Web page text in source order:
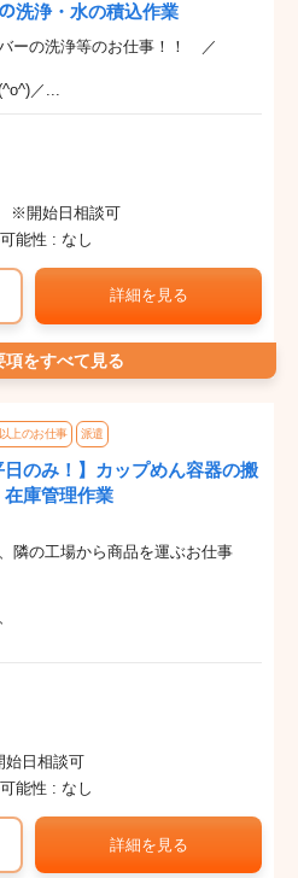
洗浄・水の積込作業
ーの洗浄等のお仕事！！ ／
／...
※開始日相談可
能性 : なし
詳細を見る
項をすべて見る
上のお仕事 派遣
日のみ！】カップめん容器の搬
在庫管理作業
隣の工場から商品を運ぶお仕事
日相談可
能性 : なし
詳細を見る